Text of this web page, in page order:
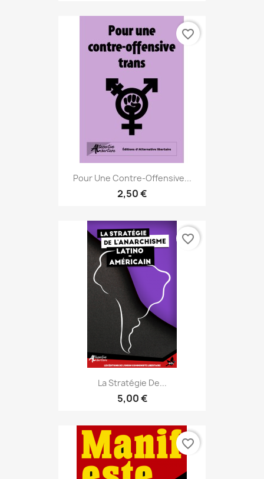
Pour Une Contre-Offensive...
2,50 €
favorite_border
La Stratégie De...
5,00 €
favorite_border
favorite_border